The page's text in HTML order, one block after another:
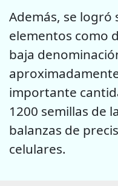
Además, se
elementos como
baja
importante
1200 semillas de
balanzas de
celulares.